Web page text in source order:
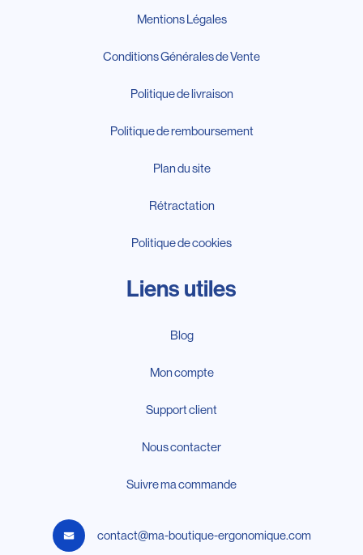
Mentions Légales
Conditions Générales de Vente
Politique de livraison
Politique de remboursement
Plan du site
Rétractation
Politique de cookies
Liens utiles
Blog
Mon compte
Support client
Nous contacter
Suivre ma commande
contact@ma-boutique-ergonomique.com